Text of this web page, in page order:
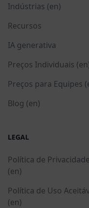
Indústrias (en)
Recursos
IA generativa
Preços Individuais
Preços para Equipes
Blog (en)
LEGAL
Política de Privacidade
(en)
Política de Uso
(en)